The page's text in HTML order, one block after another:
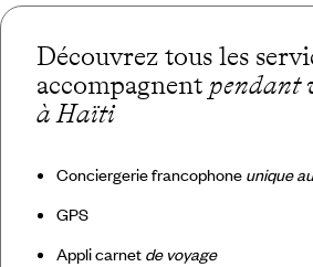
Découvrez tous les
accompagnent pendant
à Haïti
Conciergerie francophone unique
GPS
Appli carnet de voyage